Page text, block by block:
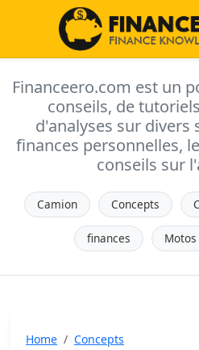
Financeero.com est un
conseils, de
d'analyses sur divers
finances personnelles,
conseils sur
Camion Concepts
finances Motos
Home Concepts